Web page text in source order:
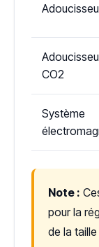
CO2
Système
Note :
pour la
de la